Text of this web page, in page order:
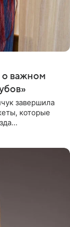
о важном
завершила
которые